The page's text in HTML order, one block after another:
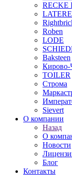
RECKE
Roben
LODE
Baksteen
Кирово-
TOILER
Строма
Sievert
О компании
Назад
О
Новости
Блог
Контакты